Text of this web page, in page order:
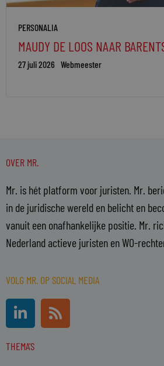
PERSONALIA
MAUDY DE LOOS NAAR
27 juli 2026 Webmeester
OVER MR.
Mr. is hét platform voor juristen. Mr.
in de juridische wereld en belicht en
vanuit een onafhankelijke positie. Mr.
Nederland actieve juristen en WO-
VOLG MR. OP SOCIAL MEDIA
L
i
n
k
R
s
s
THEMA'S